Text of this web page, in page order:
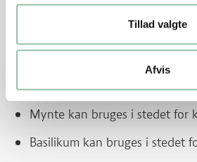
Tillad valgte
Afvis
Andebryst er mest saftigt, hvis
Hele kødstykker er sterile i
vigtigt at overfladen får
Mynte kan bruges i stedet for
Basilikum kan bruges i stedet